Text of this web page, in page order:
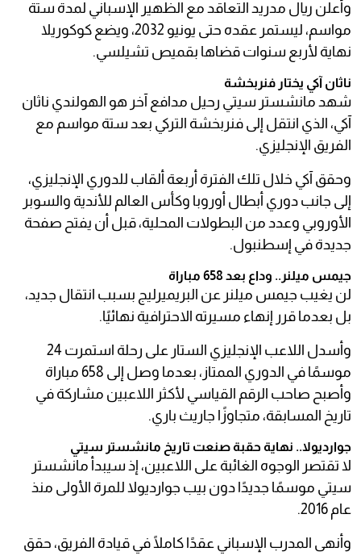
وأعلن ريال مدريد التعاقد مع الظهير الإسباني لمدة ستة
مواسم، ليستمر عقده حتى يونيو 2032، ويضع كوكوريلا
نهاية لأربع سنوات قضاها بقميص تشيلسي.
ناثان آكي يختار فنربخشة
شهد مانشستر سيتي رحيل مدافع آخر هو الهولندي ناثان
آكي، الذي انتقل إلى فنربخشة التركي بعد ستة مواسم مع
الفريق الإنجليزي.
وحقق آكي خلال تلك الفترة أربعة ألقاب للدوري الإنجليزي،
إلى جانب دوري أبطال أوروبا وكأس العالم للأندية والسوبر
الأوروبي وعدد من البطولات المحلية، قبل أن يفتح صفحة
جديدة في إسطنبول.
جيمس ميلنر.. وداع بعد 658 مباراة
لن يغيب جيمس ميلنر عن البريميرليج بسبب انتقال جديد،
بل بعدما قرر إنهاء مسيرته الاحترافية نهائيًا.
وأسدل اللاعب الإنجليزي الستار على رحلة استمرت 24
موسمًا في الدوري الممتاز، بعدما وصل إلى 658 مباراة
وأصبح صاحب الرقم القياسي لأكثر اللاعبين مشاركة في
تاريخ المسابقة، متجاوزًا جاريث باري.
جوارديولا.. نهاية حقبة صنعت تاريخ مانشستر سيتي
لا تقتصر الوجوه الغائبة على اللاعبين، إذ سيبدأ مانشستر
سيتي موسمًا جديدًا دون بيب جوارديولا للمرة الأولى منذ
عام 2016.
وأنهى المدرب الإسباني عقدًا كاملًا في قيادة الفريق، حقق